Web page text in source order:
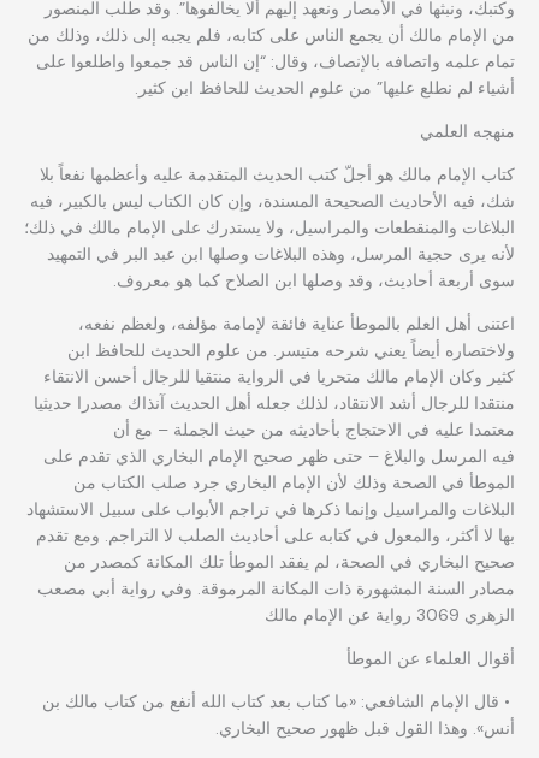
وكتبك، ونبثها في الأمصار ونعهد إليهم ألا يخالفوها”. وقد طلب المنصور
من الإمام مالك أن يجمع الناس على كتابه، فلم يجبه إلى ذلك، وذلك من
تمام علمه واتصافه بالإنصاف، وقال: “إن الناس قد جمعوا واطلعوا على
أشياء لم نطلع عليها” من علوم الحديث للحافظ ابن كثير.
منهجه العلمي
كتاب الإمام مالك هو أجلّ كتب الحديث المتقدمة عليه وأعظمها نفعاً بلا
شك، فيه الأحاديث الصحيحة المسندة، وإن كان الكتاب ليس بالكبير، فيه
البلاغات والمنقطعات والمراسيل، ولا يستدرك على الإمام مالك في ذلك؛
لأنه يرى حجية المرسل، وهذه البلاغات وصلها ابن عبد البر في التمهيد
سوى أربعة أحاديث، وقد وصلها ابن الصلاح كما هو معروف.
اعتنى أهل العلم بالموطأ عناية فائقة لإمامة مؤلفه، ولعظم نفعه،
ولاختصاره أيضاً يعني شرحه متيسر. من علوم الحديث للحافظ ابن
كثير وكان الإمام مالك متحريا في الرواية منتقيا للرجال أحسن الانتقاء
منتقدا للرجال أشد الانتقاد، لذلك جعله أهل الحديث آنذاك مصدرا حديثيا
معتمدا عليه في الاحتجاج بأحاديثه من حيث الجملة – مع أن
فيه المرسل والبلاغ – حتى ظهر صحيح الإمام البخاري الذي تقدم على
الموطأ في الصحة وذلك لأن الإمام البخاري جرد صلب الكتاب من
البلاغات والمراسيل وإنما ذكرها في تراجم الأبواب على سبيل الاستشهاد
بها لا أكثر، والمعول في كتابه على أحاديث الصلب لا التراجم. ومع تقدم
صحيح البخاري في الصحة، لم يفقد الموطأ تلك المكانة كمصدر من
مصادر السنة المشهورة ذات المكانة المرموقة. وفي رواية أبي مصعب
الزهري 3069 رواية عن الإمام مالك
أقوال العلماء عن الموطأ
• قال الإمام الشافعي: «ما كتاب بعد كتاب الله أنفع من كتاب مالك بن
أنس». وهذا القول قبل ظهور صحيح البخاري.